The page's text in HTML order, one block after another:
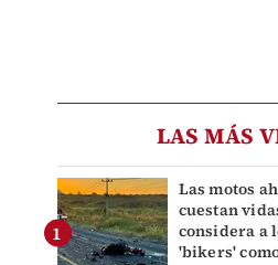
LAS MÁS
Las motos
cuestan
considera a
'bikers'